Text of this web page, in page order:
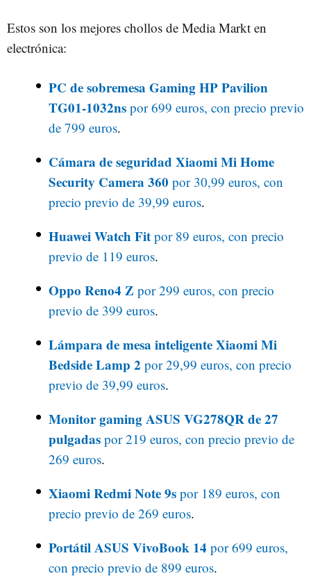
Estos son los mejores chollos de Media Markt en
electrónica:
PC de sobremesa Gaming HP Pavilion
TG01-1032ns por 699 euros, con precio previo
de 799 euros.
Cámara de seguridad Xiaomi Mi Home
Security Camera 360 por 30,99 euros, con
precio previo de 39,99 euros.
Huawei Watch Fit por 89 euros, con precio
previo de 119 euros.
Oppo Reno4 Z por 299 euros, con precio
previo de 399 euros.
Lámpara de mesa inteligente Xiaomi Mi
Bedside Lamp 2 por 29,99 euros, con precio
previo de 39,99 euros.
Monitor gaming ASUS VG278QR de 27
pulgadas por 219 euros, con precio previo de
269 euros.
Xiaomi Redmi Note 9s por 189 euros, con
precio previo de 269 euros.
Portátil ASUS VivoBook 14 por 699 euros,
con precio previo de 899 euros.